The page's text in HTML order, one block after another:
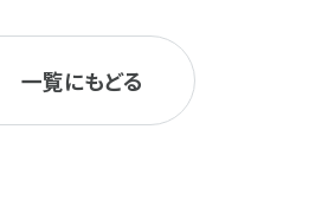
一覧にもどる